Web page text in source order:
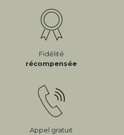
Fidélité
récompensée
Appel gratuit